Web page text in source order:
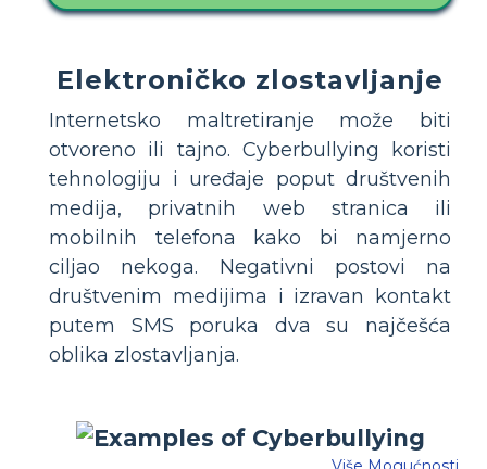
Elektroničko zlostavljanje
Internetsko maltretiranje može biti
otvoreno ili tajno. Cyberbullying koristi
tehnologiju i uređaje poput društvenih
medija, privatnih web stranica ili
mobilnih telefona kako bi namjerno
ciljao nekoga. Negativni postovi na
društvenim medijima i izravan kontakt
putem SMS poruka dva su najčešća
oblika zlostavljanja.